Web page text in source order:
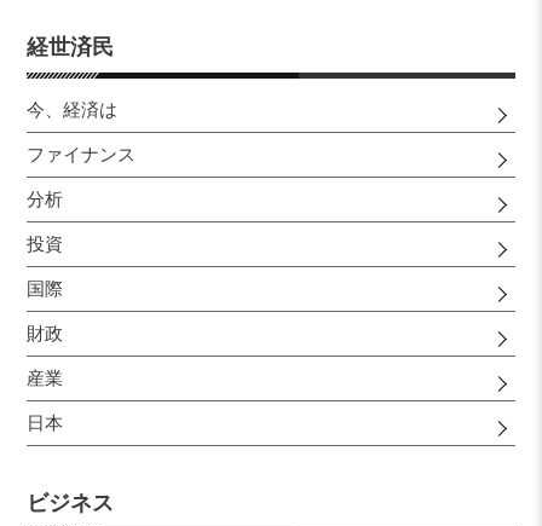
経世済民
今、経済は
ファイナンス
分析
投資
国際
財政
産業
日本
ビジネス